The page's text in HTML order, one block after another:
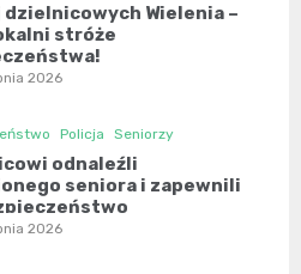
dzielnicowych Wielenia –
stróże
2026
Policja Seniorzy
odnaleźli
seniora i zapewnili
2026